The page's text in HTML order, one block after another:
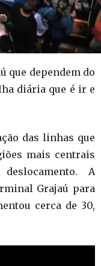
que dependem do
diária que é ir e
das linhas que
mais centrais
A
Grajaú para
cerca de 30,